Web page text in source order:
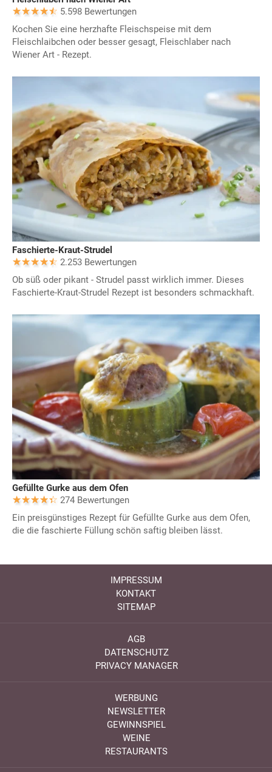
5.598 Bewertungen
Kochen Sie eine herzhafte Fleischspeise mit dem
Fleischlaibchen oder besser gesagt, Fleischlaber nach
Wiener Art - Rezept.
Faschierte-Kraut-Strudel
2.253 Bewertungen
Ob süß oder pikant - Strudel passt wirklich immer. Dieses
Faschierte-Kraut-Strudel Rezept ist besonders schmackhaft.
Gefüllte Gurke aus dem Ofen
274 Bewertungen
Ein preisgünstiges Rezept für Gefüllte Gurke aus dem Ofen,
die die faschierte Füllung schön saftig bleiben lässt.
IMPRESSUM
KONTAKT
SITEMAP
AGB
DATENSCHUTZ
PRIVACY MANAGER
WERBUNG
NEWSLETTER
GEWINNSPIEL
WEINE
RESTAURANTS